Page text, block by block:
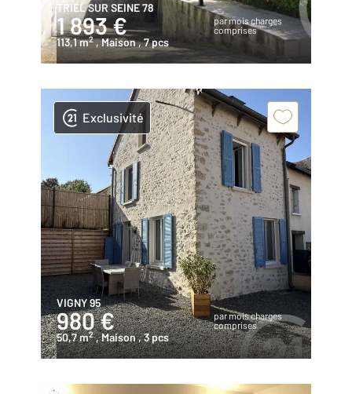
TRIEL SUR SEINE 78
1 893 €
par mois charges
comprises
113,1 m2 , Maison, 7 pcs
Exclusivité
VIGNY 95
980 €
par mois charges
comprises
50,7 m2 , Maison, 3 pcs